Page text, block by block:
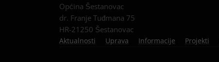
Općina Šestanovac
dr. Franje Tuđmana 75
HR-21250 Šestanovac
Aktualnosti Uprava Informacije Projekti